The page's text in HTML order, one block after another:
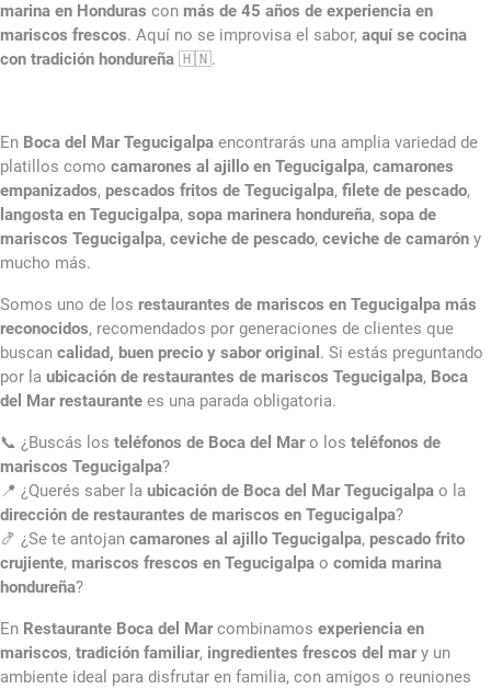
marina en Honduras con más de 45 años de experiencia en
mariscos frescos. Aquí no se improvisa el sabor, aquí se cocina
con tradición hondureña 🇭🇳.
En Boca del Mar Tegucigalpa encontrarás una amplia variedad de
platillos como camarones al ajillo en Tegucigalpa, camarones
empanizados, pescados fritos de Tegucigalpa, filete de pescado,
langosta en Tegucigalpa, sopa marinera hondureña, sopa de
mariscos Tegucigalpa, ceviche de pescado, ceviche de camarón y
mucho más.
Somos uno de los restaurantes de mariscos en Tegucigalpa más
reconocidos, recomendados por generaciones de clientes que
buscan calidad, buen precio y sabor original . Si estás preguntando
por la ubicación de restaurantes de mariscos Tegucigalpa, Boca
del Mar restaurante es una parada obligatoria.
📞 ¿Buscás los teléfonos de Boca del Maro los teléfonos de
mariscos Tegucigalpa?
📍 ¿Querés saber la ubicación de Boca del Mar Tegucigalpa o la
dirección de restaurantes de mariscos en Tegucigalpa?
🍤 ¿Se te antojan camarones al ajillo Tegucigalpa, pescado frito
crujiente, mariscos frescos en Tegucigalpa o comida marina
hondureña?
En Restaurante Boca del Marcombinamos experiencia en
mariscos, tradición familiar, ingredientes frescos del mary un
ambiente ideal para disfrutar en familia, con amigos o reuniones